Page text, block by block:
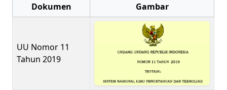
Dokumen Gambar
UU Nomor 11
Tahun 2019